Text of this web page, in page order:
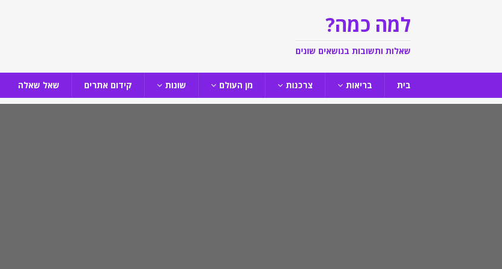
למה כמה?
שאלות ותשובות בנושאים שונים
בית בריאות צרכנות מן העולם שונות קידום אתרים שאל שאלה